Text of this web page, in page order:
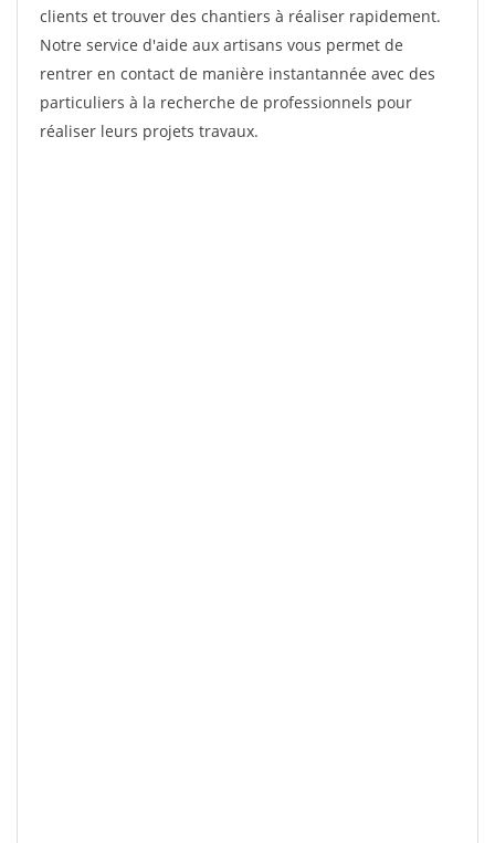
clients et trouver des chantiers à réaliser rapidement.
Notre service d'aide aux artisans vous permet de
rentrer en contact de manière instantannée avec des
particuliers à la recherche de professionnels pour
réaliser leurs projets travaux.